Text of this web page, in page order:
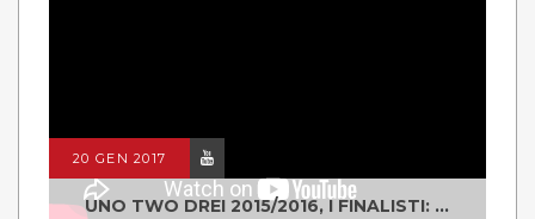
20 GEN 2017
UNO TWO DREI 2015/2016, I FINALISTI: CLASSE IV ALS ISTITUTO "DEGASPERI" BORGO VALSUGANA